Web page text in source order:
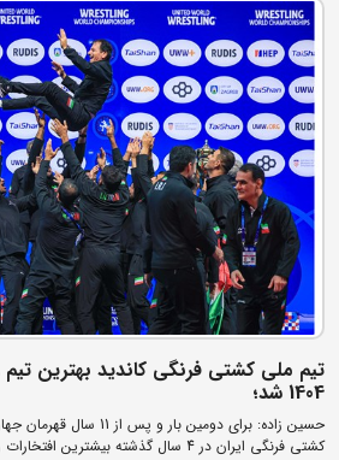
تیم ملی کشتی فرنگی کاندید بهترین
1404 شد؛
حسین زاده: برای دومین بار و پس از 11 سال قهرمان جهان شدیم
کشتی فرنگی ایران در 4 سال گذشته بیشترین افتخارات را بدست آورده